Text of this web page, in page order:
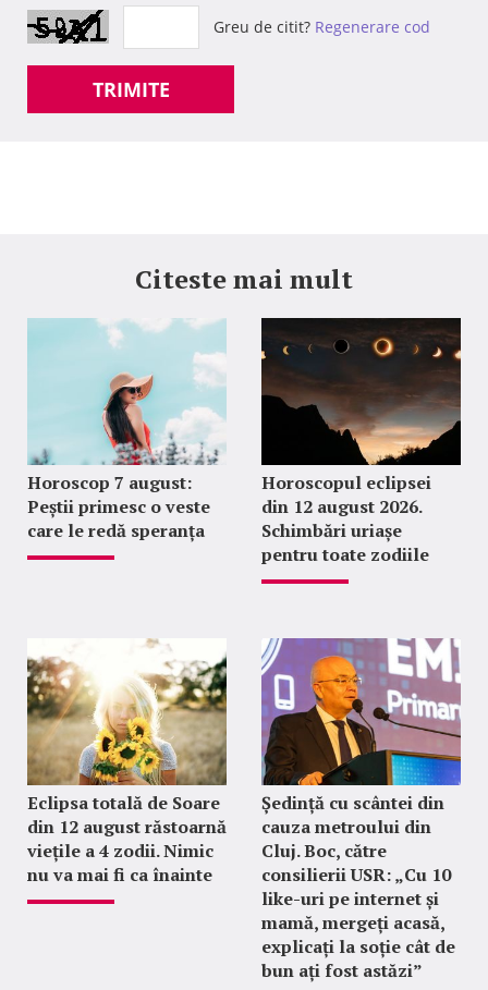
Greu de citit? Regenerare cod
TRIMITE
Citeste mai mult
Horoscop 7 august:
Peștii primesc o veste
care le redă speranța
Horoscopul eclipsei
din 12 august 2026.
Schimbări uriașe
pentru toate zodiile
Eclipsa totală de Soare
din 12 august răstoarnă
viețile a 4 zodii. Nimic
nu va mai fi ca înainte
Ședință cu scântei din
cauza metroului din
Cluj. Boc, către
consilierii USR: „Cu 10
like-uri pe internet și
mamă, mergeți acasă,
explicați la soție cât de
bun ați fost astăzi”